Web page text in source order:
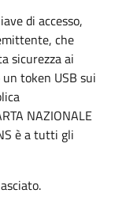
di accesso,
che
sicurezza ai
token USB sui
NAZIONALE
è a tutti gli